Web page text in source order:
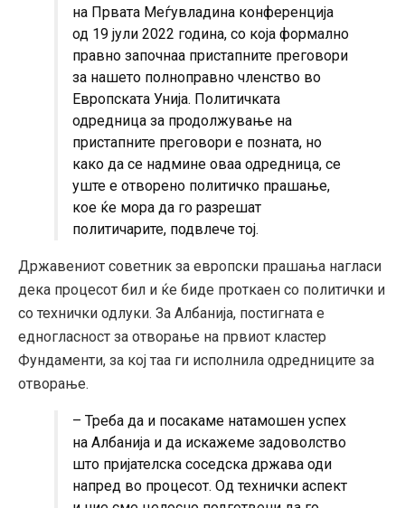
на Првата Меѓувладина конференција
од 19 јули 2022 година, со која формално
правно започнаа пристапните преговори
за нашето полноправно членство во
Европската Унија. Политичката
одредница за продолжување на
пристапните преговори е позната, но
како да се надмине оваа одредница, се
уште е отворено политичко прашање,
кое ќе мора да го разрешат
политичарите, подвлече тој.
Државениот советник за европски прашања нагласи
дека процесот бил и ќе биде проткаен со политички и
со технички одлуки. За Албанија, постигната е
едногласност за отворање на првиот кластер
Фундаменти, за кој таа ги исполнила одредниците за
отворање.
– Треба да и посакаме натамошен успех
на Албанија и да искажеме задоволство
што пријателска соседска држава оди
напред во процесот. Од технички аспект